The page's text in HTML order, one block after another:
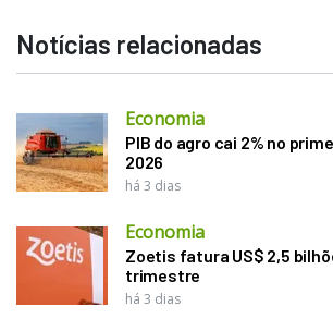
Notícias relacionadas
Economia
PIB do agro cai 2% no
2026
há 3 dias
Economia
Zoetis fatura US$ 2,5
trimestre
há 3 dias